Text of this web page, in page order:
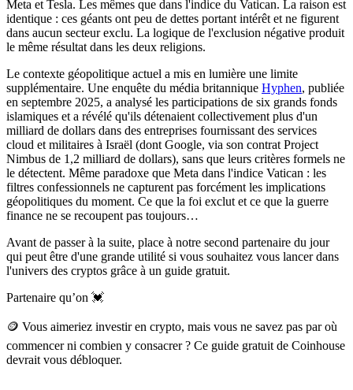
Meta et Tesla. Les mêmes que dans l'indice du Vatican. La raison est
identique : ces géants ont peu de dettes portant intérêt et ne figurent
dans aucun secteur exclu. La logique de l'exclusion négative produit
le même résultat dans les deux religions.
Le contexte géopolitique actuel a mis en lumière une limite
supplémentaire. Une enquête du média britannique Hyphen, publiée
en septembre 2025, a analysé les participations de six grands fonds
islamiques et a révélé qu'ils détenaient collectivement plus d'un
milliard de dollars dans des entreprises fournissant des services
cloud et militaires à Israël (dont Google, via son contrat Project
Nimbus de 1,2 milliard de dollars), sans que leurs critères formels ne
le détectent. Même paradoxe que Meta dans l'indice Vatican : les
filtres confessionnels ne capturent pas forcément les implications
géopolitiques du moment. Ce que la foi exclut et ce que la guerre
finance ne se recoupent pas toujours…
Avant de passer à la suite, place à notre second partenaire du jour
qui peut être d'une grande utilité si vous souhaitez vous lancer dans
l'univers des cryptos grâce à un guide gratuit.
Partenaire qu’on 💓
🪙 Vous aimeriez investir en crypto, mais vous ne savez pas par où
commencer ni combien y consacrer ? Ce guide gratuit de Coinhouse
devrait vous débloquer.